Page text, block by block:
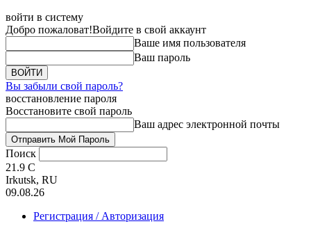
войти в систему
Добро пожаловат!Войдите в свой аккаунт
Ваше имя пользователя
Ваш пароль
Вы забыли свой пароль?
восстановление пароля
Восстановите свой пароль
Ваш адрес электронной почты
Поиск
21.9 C
Irkutsk, RU
09.08.26
Регистрация / Авторизация